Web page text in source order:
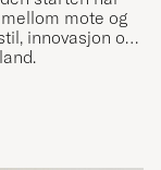
mote og
innovasjon og
står for kvalitet,
hos Care of